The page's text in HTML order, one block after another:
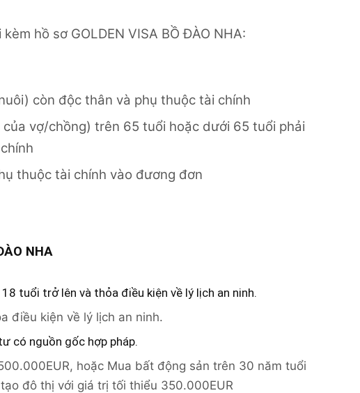
hồ sơ GOLDEN VISA BỒ ĐÀO NHA:
còn độc thân và phụ thuộc tài chính
vợ/chồng) trên 65 tuổi hoặc dưới 65 tuổi phải
thuộc tài chính vào đương đơn
NHA
18 tuổi trở lên và thỏa điều kiện về lý lịch an ninh.
điều kiện về lý lịch an ninh.
có nguồn gốc hợp pháp.
hoặc Mua bất động sản trên 30 năm tuổi
đô thị với giá trị tối thiểu 350.000EUR